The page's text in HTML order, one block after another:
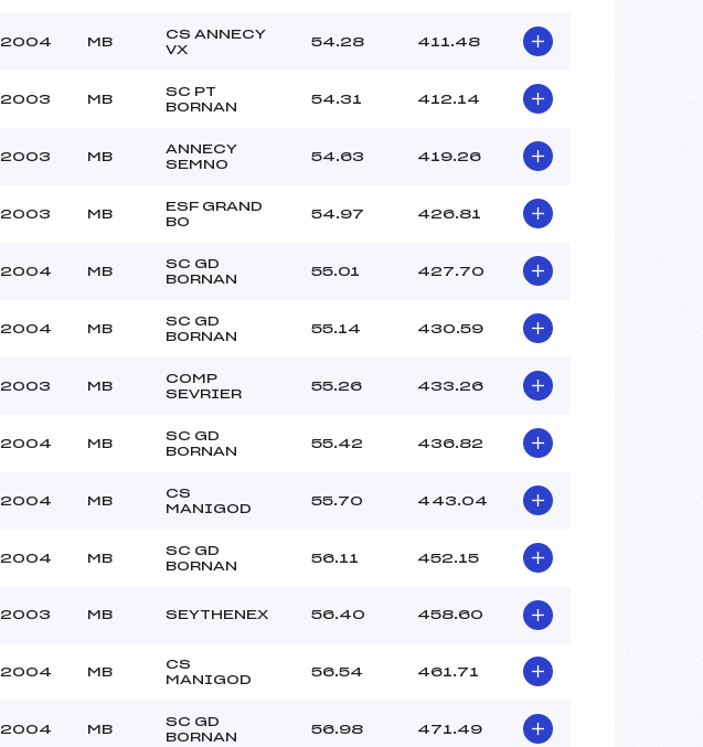
2004 MB
CS ANNECY
VX
54.28 411.48
2003 MB
SC PT
BORNAN
54.31 412.14
2003 MB
ANNECY
SEMNO
54.63 419.26
2003 MB
ESF GRAND
BO
54.97 426.81
2004 MB
SC GD
BORNAN
55.01 427.70
2004 MB
SC GD
BORNAN
55.14 430.59
2003 MB
COMP
SEVRIER
55.26 433.26
2004 MB
SC GD
BORNAN
55.42 436.82
2004 MB
CS
MANIGOD
55.70 443.04
2004 MB
SC GD
BORNAN
56.11 452.15
2003 MB SEYTHENEX 56.40 458.60
2004 MB
CS
MANIGOD
56.54 461.71
2004 MB
SC GD
BORNAN
56.98 471.49